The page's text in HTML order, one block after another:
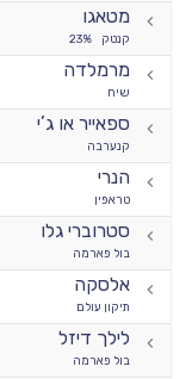
מטאגו
קנטק 23%
מרמלדה
שיח
ספאייר או ג’י
קנערבה
הנרי
טראפין
סטרוברי גלו
בול פארמה
אלסקה
תיקון עולם
לילך דיזל
בול פארמה